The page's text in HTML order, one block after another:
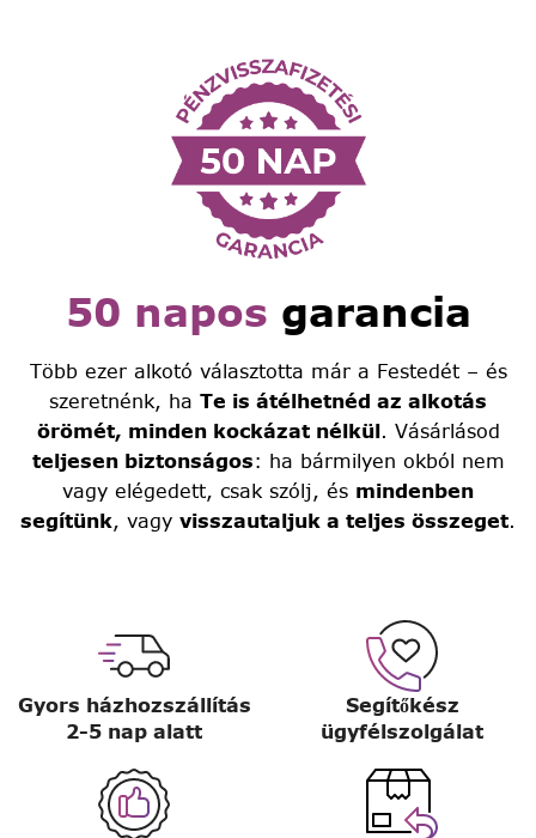
50 napos garancia
Több ezer alkotó választotta már a Festedét – és
szeretnénk, ha Te is átélhetnéd az alkotás
örömét, minden kockázat nélkül. Vásárlásod
teljesen biztonságos: ha bármilyen okból nem
vagy elégedett, csak szólj, és mindenben
segítünk, vagy visszautaljuk a teljes összeget.
Gyors házhozszállítás
2-5 nap alatt
Segítőkész
ügyfélszolgálat